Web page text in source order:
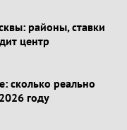
районы, ставки
центр
сколько реально
году